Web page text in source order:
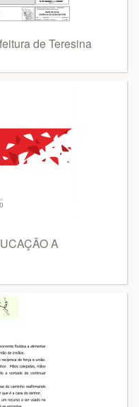
de Teresina
A